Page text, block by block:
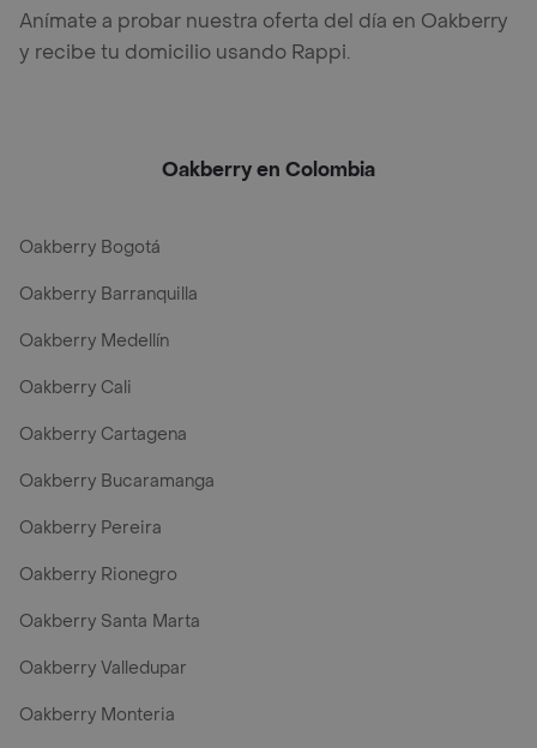
Anímate a probar nuestra oferta del día en Oakberry
y recibe tu domicilio usando Rappi.
Oakberry en Colombia
Oakberry Bogotá
Oakberry Barranquilla
Oakberry Medellín
Oakberry Cali
Oakberry Cartagena
Oakberry Bucaramanga
Oakberry Pereira
Oakberry Rionegro
Oakberry Santa Marta
Oakberry Valledupar
Oakberry Monteria